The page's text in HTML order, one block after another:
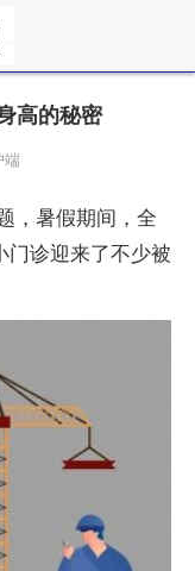
高的秘密
端
，暑假期间，全
门诊迎来了不少被